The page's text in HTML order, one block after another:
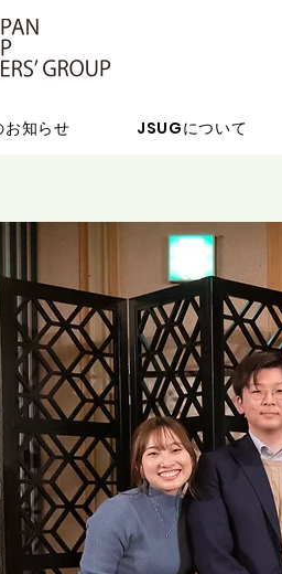
お知らせ JSUGについて